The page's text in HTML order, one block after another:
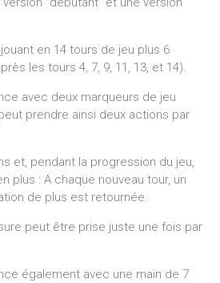
en 14 tours de jeu plus 6
les tours 4, 7, 9, 11, 13, et 14).
avec deux marqueurs de jeu
prendre ainsi deux actions par
et, pendant la progression du jeu,
plus : A chaque nouveau tour, un
de plus est retournée.
peut être prise juste une fois par
également avec une main de 7